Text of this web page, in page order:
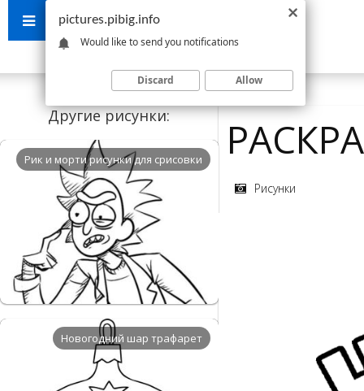
Другие рисунки:
Рик и морти рисунки для срисовки
Новогодний шар трафарет
Рисунки
pictures.pibig.info
Would like to send you notifications
Discard Allow